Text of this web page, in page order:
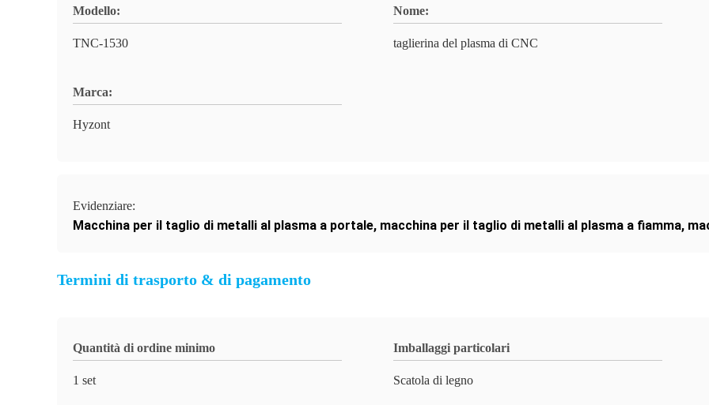
Modello:
TNC-1530
Nome:
taglierina del plasma di CNC
Marca:
Hyzont
Evidenziare:
Macchina per il taglio di metalli al plasma a portale, macchina per il taglio di metalli al plasma a fiamma,
Termini di trasporto & di pagamento
Quantità di ordine minimo
1 set
Imballaggi particolari
Scatola di legno